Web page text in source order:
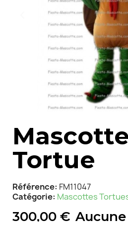
Tortue
Référence FM11047
Catégorie Mascottes
300,00 €